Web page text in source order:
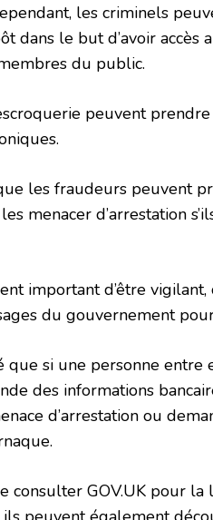
les criminels
dans le but d’avoir
du public.
peuvent
les fraudeurs peuvent
menacer d’arrestation
important d’être
du gouvernement
que si une personne
des informations
d’arrestation ou
consulter GOV.UK pour